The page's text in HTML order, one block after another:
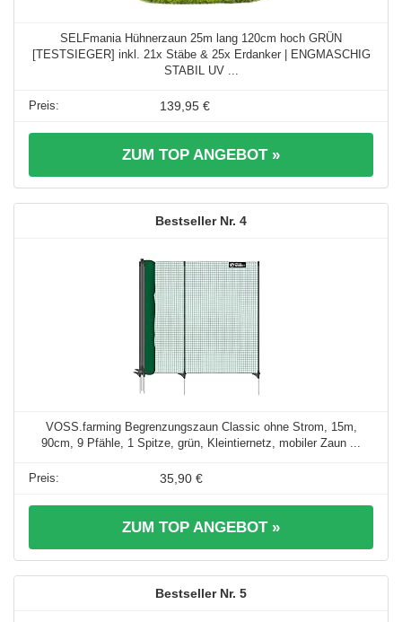
SELFmania Hühnerzaun 25m lang 120cm hoch GRÜN
[TESTSIEGER] inkl. 21x Stäbe & 25x Erdanker | ENGMASCHIG
STABIL UV ...
139,95 €
ZUM TOP ANGEBOT »
4
VOSS.farming Begrenzungszaun Classic ohne Strom, 15m,
90cm, 9 Pfähle, 1 Spitze, grün, Kleintiernetz, mobiler Zaun ...
35,90 €
ZUM TOP ANGEBOT »
5